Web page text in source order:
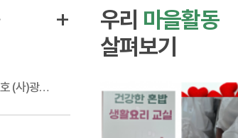
+
(사)광주광역시광산구도시재생공동체센터 공고 제2026-09호 (사)광주광역�...
우리 마을활동
살펴보기